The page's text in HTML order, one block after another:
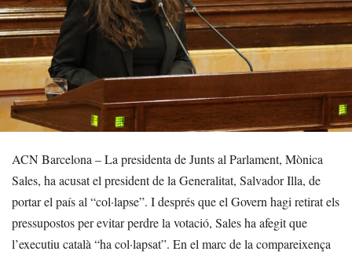
ACN Barcelona – La presidenta de Junts al Parlament, Mònica
Sales, ha acusat el president de la Generalitat, Salvador Illa, de
portar el país al “col·lapse”. I després que el Govern hagi retirat els
pressupostos per evitar perdre la votació, Sales ha afegit que
l’executiu català “ha col·lapsat”. En el marc de la compareixença